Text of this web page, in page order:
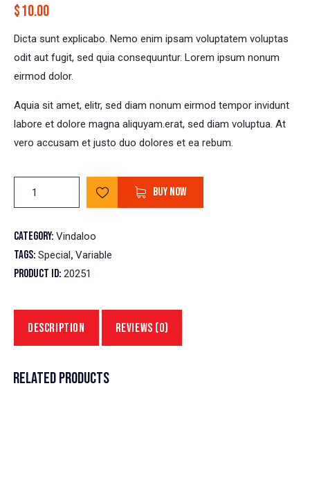
$10.00
Dicta sunt explicabo. Nemo enim ipsam voluptatem voluptas
odit aut fugit, sed quia consequuntur. Lorem ipsum nonum
eirmod dolor.
Aquia sit amet, elitr, sed diam nonum eirmod tempor invidunt
labore et dolore magna aliquyam.erat, sed diam voluptua. At
vero accusam et justo duo dolores et ea rebum.
BUY NOW
Category: Vindaloo
Tags: Special , Variable
Product ID: 20251
DESCRIPTION REVIEWS (0)
RELATED PRODUCTS